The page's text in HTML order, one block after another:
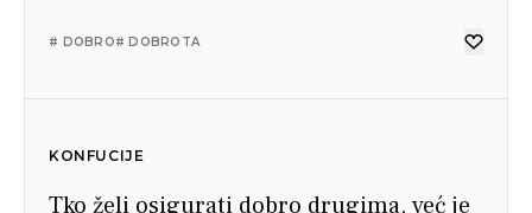
# DOBRO# DOBROTA
KONFUCIJE
Tko želi osigurati dobro drugima, već je